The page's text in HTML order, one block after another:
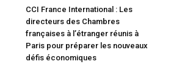
CCI France International : Les
directeurs des Chambres
françaises à l’étranger réunis à
Paris pour préparer les nouveaux
défis économiques